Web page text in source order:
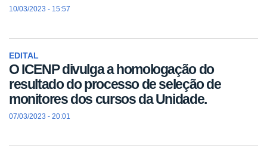
10/03/2023 - 15:57
EDITAL
O ICENP divulga a homologação do
resultado do processo de seleção de
monitores dos cursos da Unidade.
07/03/2023 - 20:01